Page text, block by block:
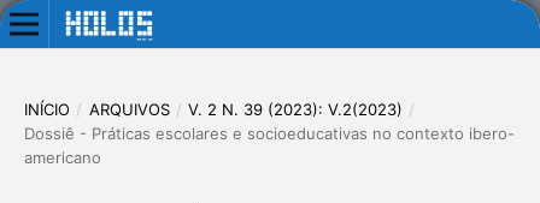
INÍCIO / ARQUIVOS / V. 2 N. 39 (2023): V.2(2023) /
Dossiê - Práticas escolares e socioeducativas no contexto ibero-
americano